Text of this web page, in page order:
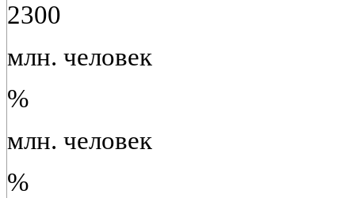
2300
млн. человек
%
млн. человек
%